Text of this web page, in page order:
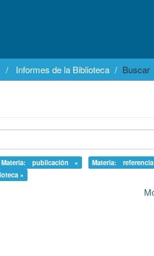
Informes de la Biblioteca Buscar
Materia: publicación × Materia:
×